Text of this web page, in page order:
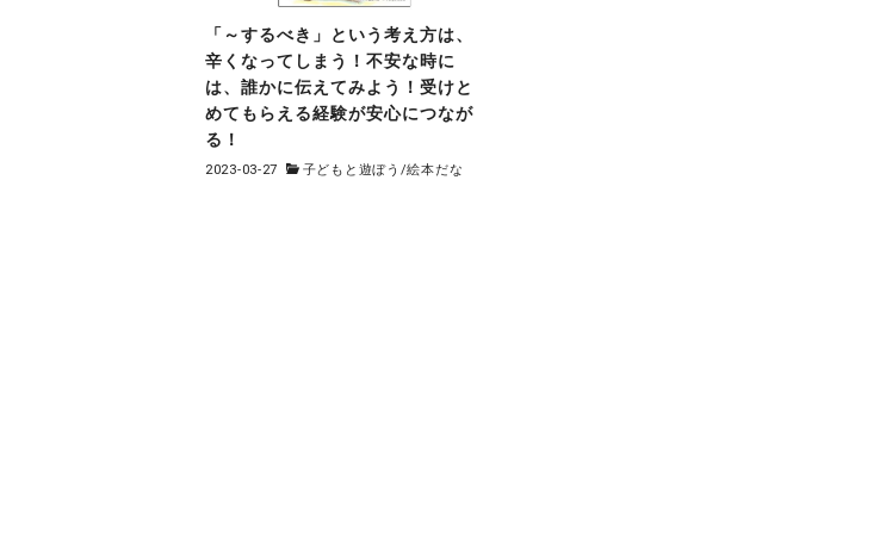
「～するべき」という考え方は、
辛くなってしまう！不安な時に
は、誰かに伝えてみよう！受けと
めてもらえる経験が安心につなが
る！
2023-03-27 子どもと遊ぼう /絵本だな